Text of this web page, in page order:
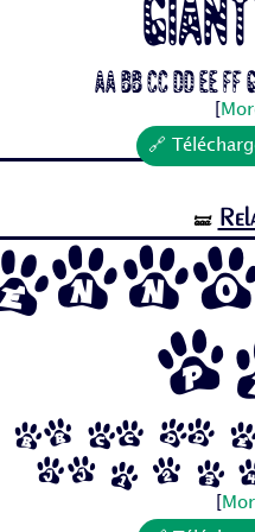
Aa Bb Cc Dd Ee Ff
🔗
🝛
Bb Cc Dd
Jj 1 2 3